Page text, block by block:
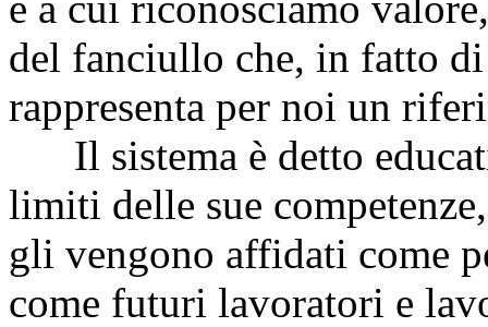
del fanciullo che, in fatto
rappresenta per noi un
Il sistema è detto
limiti delle sue
gli vengono affidati come
come futuri lavoratori e